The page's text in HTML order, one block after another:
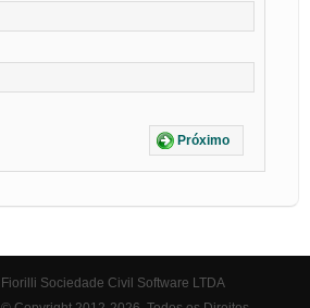
Próximo
Fiorilli Sociedade Civil Software LTDA